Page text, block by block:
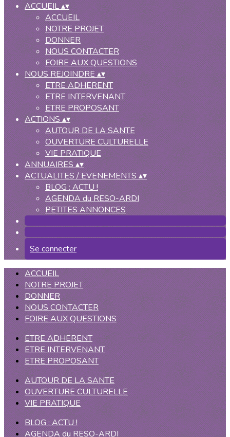
ACCUEIL▴▾
ACCUEIL
NOTRE PROJET
DONNER
NOUS CONTACTER
FOIRE AUX QUESTIONS
NOUS REJOINDRE▴▾
ETRE ADHERENT
ETRE INTERVENANT
ETRE PROPOSANT
ACTIONS▴▾
AUTOUR DE LA SANTE
OUVERTURE CULTURELLE
VIE PRATIQUE
ANNUAIRES▴▾
ACTUALITES / EVENEMENTS▴▾
BLOG : ACTU !
AGENDA du RESO-ARDI
PETITES ANNONCES
Se connecter
ACCUEIL
NOTRE PROJET
DONNER
NOUS CONTACTER
FOIRE AUX QUESTIONS
ETRE ADHERENT
ETRE INTERVENANT
ETRE PROPOSANT
AUTOUR DE LA SANTE
OUVERTURE CULTURELLE
VIE PRATIQUE
BLOG : ACTU !
AGENDA du RESO-ARDI